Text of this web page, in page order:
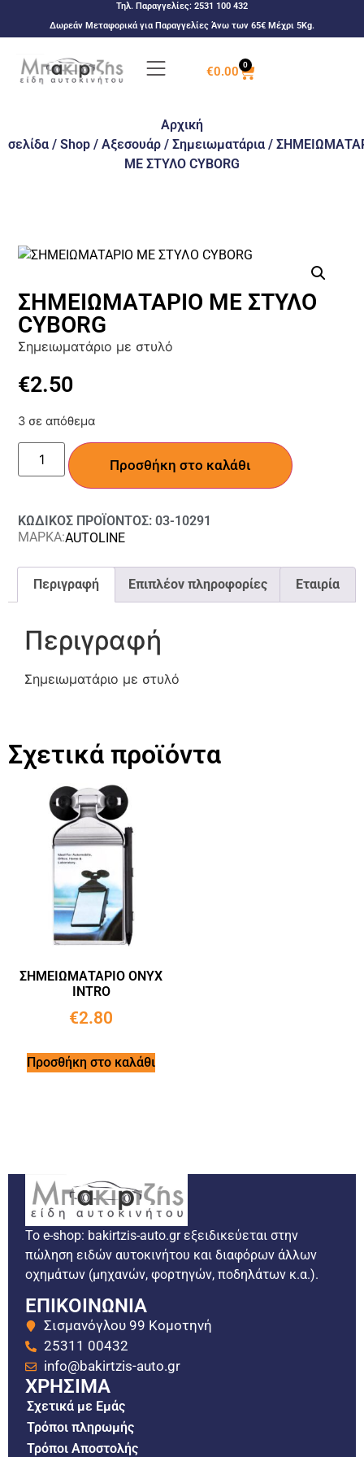
Τηλ. Παραγγελίες: 2531 100 432
Δωρεάν Μεταφορικά για Παραγγελίες Άνω των 65€ Μέχρι 5Kg.
€0.00 0
Αρχική
σελίδα / Shop / Αξεσουάρ / Σημειωματάρια /
ΜΕ ΣΤΥΛΟ CYBORG
ΣΗΜΕΙΩΜΑΤΑΡΙΟ ΜΕ ΣΤΥΛΟ
CYBORG
Σημειωματάριο με στυλό
€2.50
3 σε απόθεμα
Προσθήκη στο καλάθι
ΚΩΔΙΚΟΣ ΠΡΟΪΟΝΤΟΣ: 03-10291
ΜΑΡΚΑ:AUTOLINE
Περιγραφή Επιπλέον πληροφορίες Εταιρία
Περιγραφή
Σημειωματάριο με στυλό
Σχετικά προϊόντα
ΣΗΜΕΙΩΜΑΤΑΡΙΟ ΟΝΥΧ
INTRO
€2.80
Προσθήκη στο καλάθι
Το e-shop: bakirtzis-auto.gr εξειδικεύεται στην
πώληση ειδών αυτοκινήτου και διαφόρων άλλων
οχημάτων (μηχανών, φορτηγών, ποδηλάτων κ.α.).
ΕΠΙΚΟΙΝΩΝΙΑ
Σισμανόγλου 99 Κομοτηνή
25311 00432
info@bakirtzis-auto.gr
ΧΡΗΣΙΜΑ
Σχετικά με Εμάς
Τρόποι πληρωμής
Τρόποι Αποστολής